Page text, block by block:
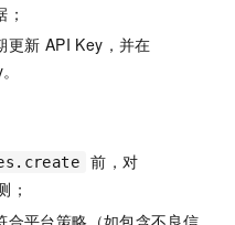
更新 API Key，并在
前，对
；